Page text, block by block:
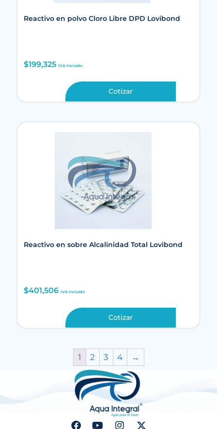
Reactivo en polvo Cloro Libre DPD Lovibond
$199,325 IVA Incluido
Cotizar
Reactivo en sobre Alcalinidad Total Lovibond
$401,506 IVA Incluido
Cotizar
1 2 3 4 →